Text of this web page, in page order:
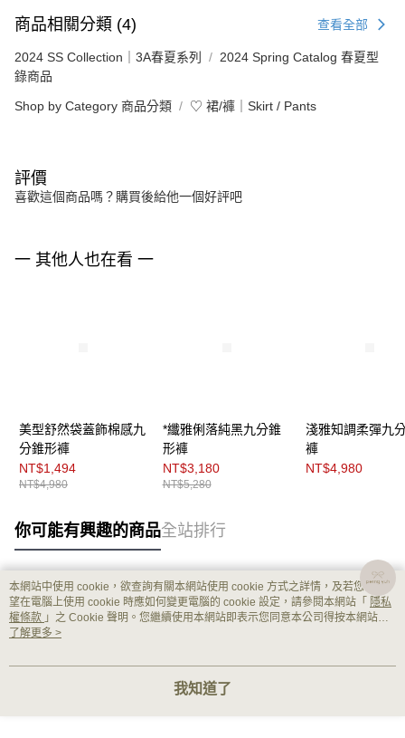
商品相關分類 (4) 查看全部
2024 SS Collection｜3A春夏系列
2024 Spring Catalog 春夏型
錄商品
Shop by Category 商品分類 ♡ 裙/褲｜Skirt / Pants
評價
喜歡這個商品嗎？購買後給他一個好評吧
一 其他人也在看 一
美型舒然袋蓋飾棉感九
分錐形褲
NT$1,494
NT$4,980
*纖雅俐落純黑九分錐
形褲
NT$3,180
NT$5,280
淺雅知調柔彈九
褲
NT$4,980
你可能有興趣的商品全站排行
熱門標籤
本網站中使用 cookie，欲查詢有關本網站使用 cookie 方式之詳情，及若您不希
望在電腦上使用 cookie 時應如何變更電腦的 cookie 設定，請參閱本網站「 隱私
權條款 」之 Cookie 聲明。您繼續使用本網站即表示您同意本公司得按本網站使
用條款之 Cookie 聲明使用 cookie。
了解更多 >
我知道了